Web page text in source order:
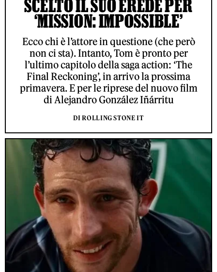
SCELTO IL SUO EREDE PER
‘MISSION: IMPOSSIBLE’
Ecco chi è l’attore in questione (che però
non ci sta). Intanto, Tom è pronto per
l’ultimo capitolo della saga action: ‘The
Final Reckoning’, in arrivo la prossima
primavera. E per le riprese del nuovo film
di Alejandro González Iñárritu
DI ROLLING STONE IT